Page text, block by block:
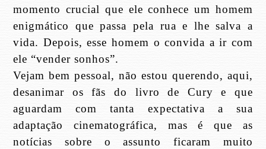
momento crucial que ele conhece um homem
enigmático que passa pela rua e lhe salva a
vida. Depois, esse homem o convida a ir com
ele “vender sonhos”.
Vejam bem pessoal, não estou querendo, aqui,
desanimar os fãs do livro de Cury e que
aguardam com tanta expectativa a sua
adaptação cinematográfica, mas é que as
notícias sobre o assunto ficaram muito